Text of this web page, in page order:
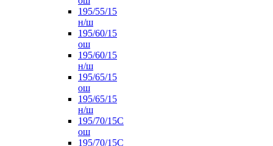
195/55/15
н/ш
195/60/15
ош
195/60/15
н/ш
195/65/15
ош
195/65/15
н/ш
195/70/15С
ош
195/70/15С